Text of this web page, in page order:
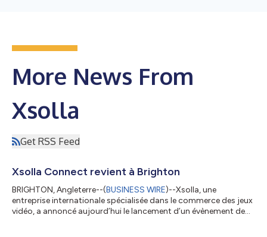
More News From
Xsolla
Get RSS Feed
Xsolla Connect revient à Brighton
BRIGHTON, Angleterre--(BUSINESS WIRE)--Xsolla, une
entreprise internationale spécialisée dans le commerce des jeux
vidéo, a annoncé aujourd’hui le lancement d’un évènement de